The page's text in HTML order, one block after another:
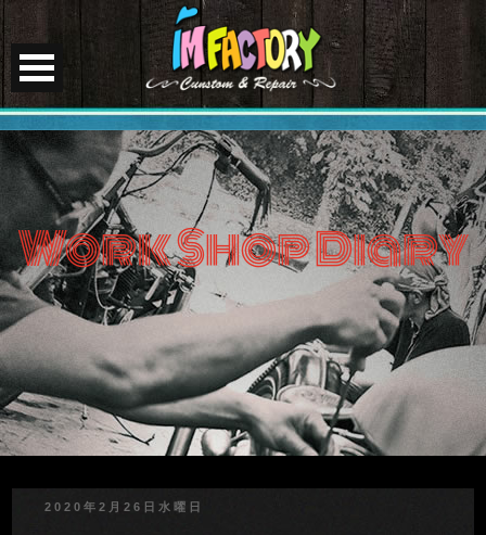
Work Shop Diary
2020年2月26日水曜日